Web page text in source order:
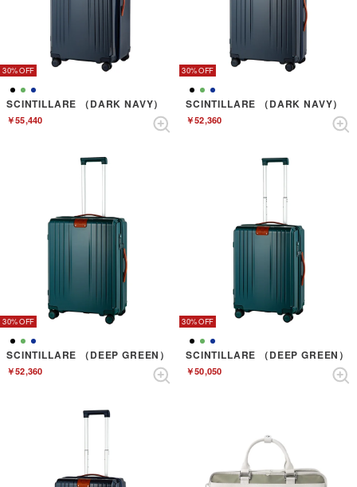
30%
SCINTILLARE （DARK NAVY）
￥55,440
30%
SCINTILLARE （DARK NAVY）
￥52,360
30%
SCINTILLARE （DEEP GREEN）
￥52,360
30%
SCINTILLARE （DEEP GREEN）
￥50,050